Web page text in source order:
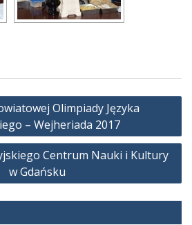
Olimpiady Języka
– Wejheriada 2017
Centrum Nauki i Kultury
w Gdańsku